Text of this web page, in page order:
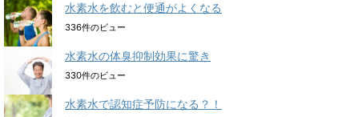
水素水を飲むと便通がよくなる
336件のビュー
水素水の体臭抑制効果に驚き
330件のビュー
水素水で認知症予防になる？！